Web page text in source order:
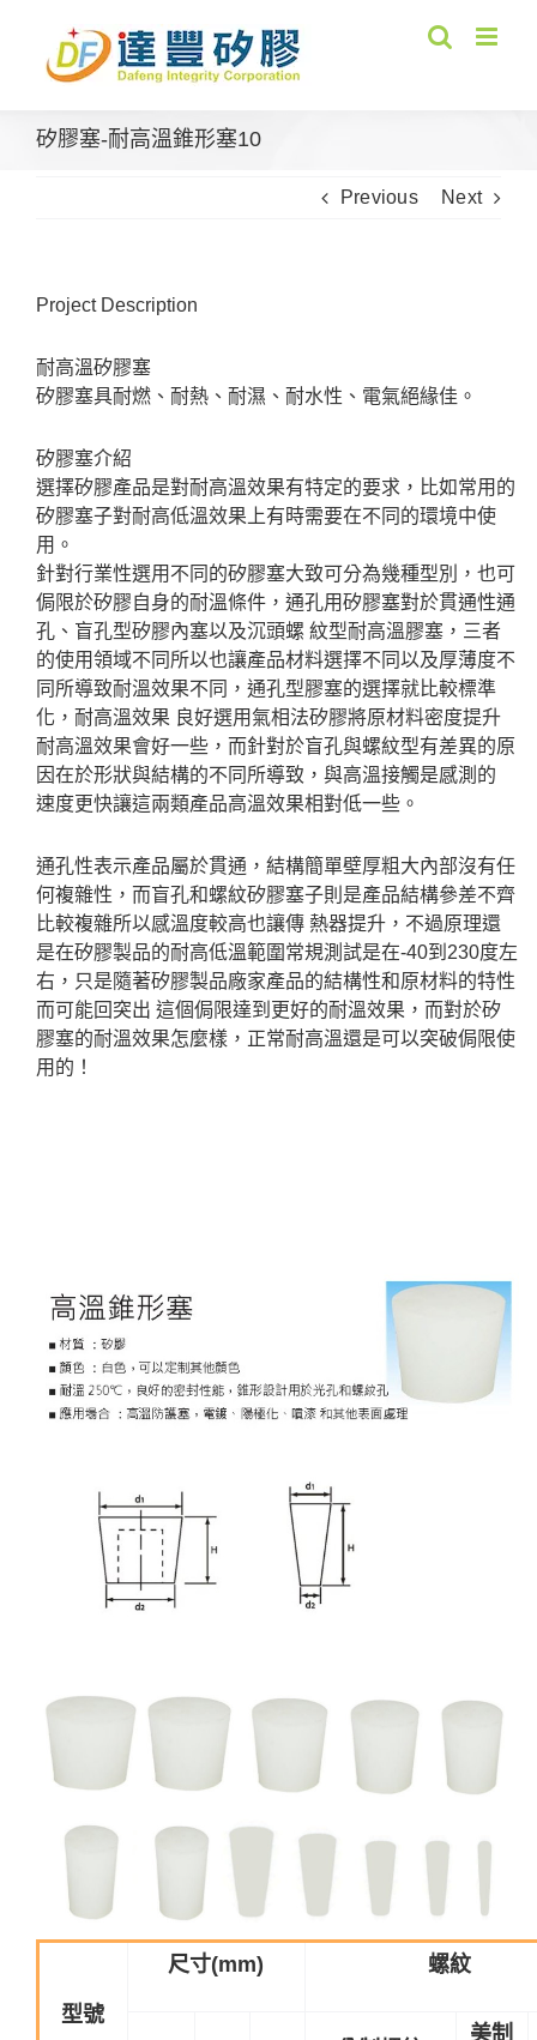
content
矽膠塞-耐高溫錐形塞10
Previous Next
Project Description
耐高溫矽膠塞
矽膠塞具耐燃、耐熱、耐濕、耐水性、電氣絕緣佳。
矽膠塞介紹
選擇矽膠產品是對耐高溫效果有特定的要求，比如常用的
矽膠塞子對耐高低溫效果上有時需要在不同的環境中使
用。
針對行業性選用不同的矽膠塞大致可分為幾種型別，也可
侷限於矽膠自身的耐溫條件，通孔用矽膠塞對於貫通性通
孔、盲孔型矽膠內塞以及沉頭螺 紋型耐高溫膠塞，三者
的使用領域不同所以也讓產品材料選擇不同以及厚薄度不
同所導致耐溫效果不同，通孔型膠塞的選擇就比較標準
化，耐高溫效果 良好選用氣相法矽膠將原材料密度提升
耐高溫效果會好一些，而針對於盲孔與螺紋型有差異的原
因在於形狀與結構的不同所導致，與高溫接觸是感測的
速度更快讓這兩類產品高溫效果相對低一些。
通孔性表示產品屬於貫通，結構簡單壁厚粗大內部沒有任
何複雜性，而盲孔和螺紋矽膠塞子則是產品結構參差不齊
比較複雜所以感溫度較高也讓傳 熱器提升，不過原理還
是在矽膠製品的耐高低溫範圍常規測試是在-40到230度左
右，只是隨著矽膠製品廠家產品的結構性和原材料的特性
而可能回突出 這個侷限達到更好的耐溫效果，而對於矽
膠塞的耐溫效果怎麼樣，正常耐高溫還是可以突破侷限使
用的！
型號
尺寸(mm) 螺紋
美制